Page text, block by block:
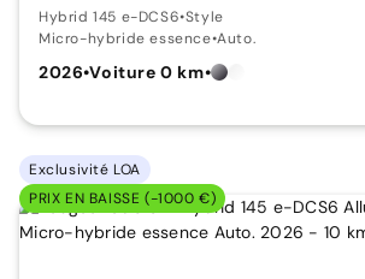
Hybrid 145 e-DCS6•Style
Micro-hybride essence•Auto.
2026•Voiture 0 km•
Exclusivité LOA
PRIX EN BAISSE (-1000 €)